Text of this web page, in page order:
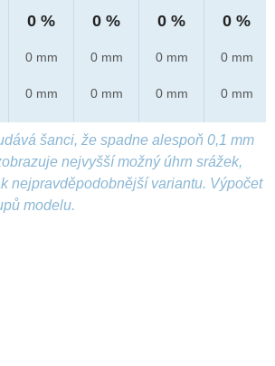
0 %
0 mm
0 mm
0 %
0 mm
0 mm
0 %
0 mm
0 mm
0 %
0 mm
0 mm
šanci, že spadne alespoň 0,1 mm
nejvyšší možný úhrn srážek,
nejpravděpodobnější variantu. Výpočet
modelu.